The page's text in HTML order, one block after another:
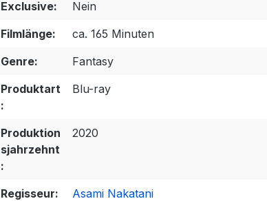
Exclusive:
Nein
Filmlänge:
ca. 165 Minuten
Genre:
Fantasy
Produktart
:
Blu-ray
Produktion
sjahrzehnt
:
2020
Regisseur:
Asami Nakatani